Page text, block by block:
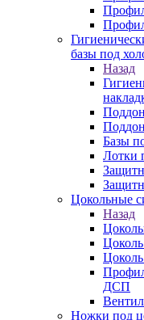
базы под
Назад
Базы
Лотки
Цокольные
Назад
ДСП
Ножки под